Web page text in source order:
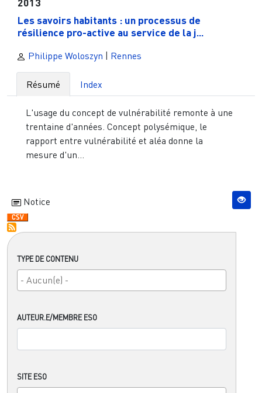
TYPE DE CONTENU
AUTEUR.E/MEMBRE ESO
SITE ESO
Les savoirs habitants : un processus de
résilience pro-active au service de la j...
Philippe Woloszyn | Rennes
Résumé Index
L'usage du concept de vulnérabilité remonte à une
trentaine d'années. Concept polysémique, le
rapport entre vulnérabilité et aléa donne la
mesure d'un...
Notice